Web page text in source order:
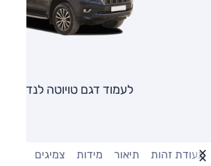
לעמוד דגם טויוטה לנד קרוזר
תעודת זהות תיאור מידות צמיגים